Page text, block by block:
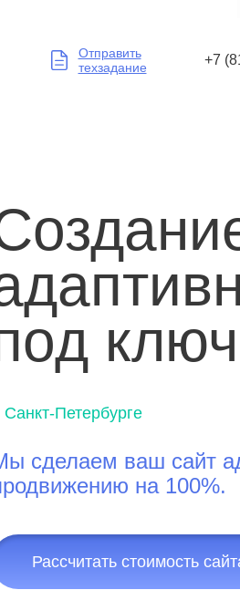
Отправить
техзадание
+7
ключ
Санкт-Петербурге
сделаем ваш сайт
на 100%.
Рассчитать стоимость